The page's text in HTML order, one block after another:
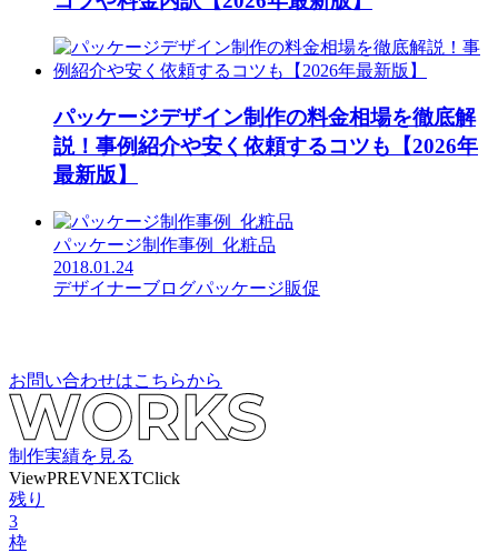
パッケージデザイン制作の料金相場を徹底解
説！事例紹介や安く依頼するコツも【2026年
最新版】
パッケージ制作事例_化粧品
2018.01.24
デザイナーブログパッケージ販促
お問い合わせはこちらから
制作実績を見る
ViewPREVNEXTClick
残り
3
枠